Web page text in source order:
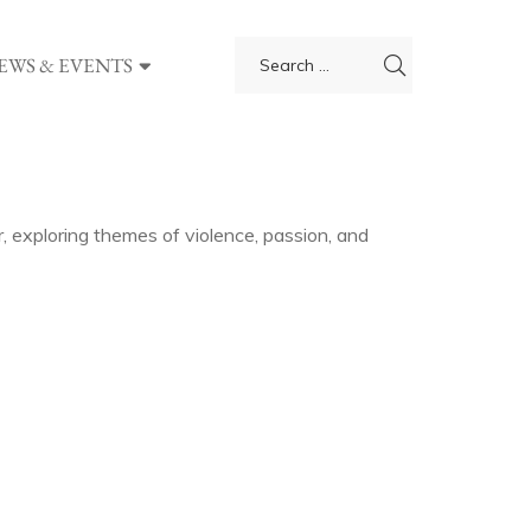
& EVENTS
themes of violence, passion, and